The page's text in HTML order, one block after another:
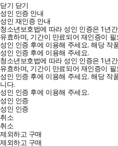
닫기 닫기
성인 인증 안내
성인 재인증 안내
청소년보호법에 따라 성인 인증은 1년간
유효하며, 기간이 만료되어 재인증이
성인 인증 후에 이용해 주세요.해당 작
성인 인증 후에 이용해 주세요.
청소년보호법에 따라 성인 인증은 1년간
유효하며, 기간이 만료되어 재인증이
성인 인증 후에 이용해 주세요.해당 작
니다.
성인 인증 후에 이용해 주세요.
성인 인증
성인 인증
취소
취소
제외하고 구매
제외하고 구매